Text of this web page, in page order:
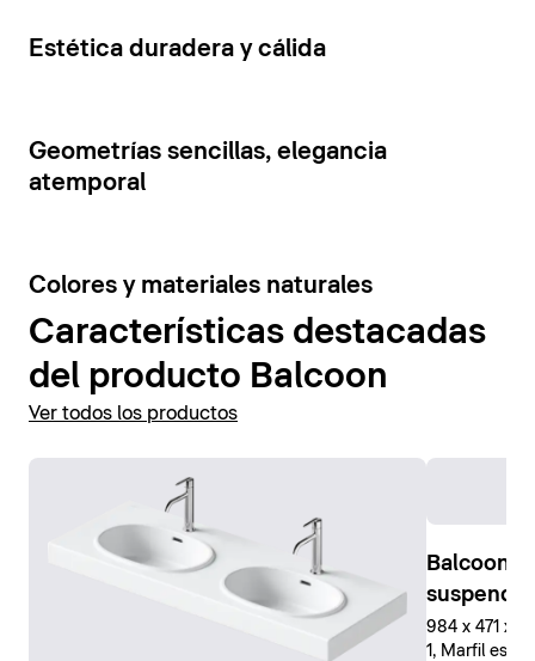
combinación de colores contrastantes.
Mostrar muebles de baño
5
Estética duradera y cálida
7
Geometrías sencillas, elegancia
atemporal
6
Colores y materiales naturales
Características destacadas
del producto Balcoon
Ver todos los productos
Balcoon
984 x 471 x
1, Marfil